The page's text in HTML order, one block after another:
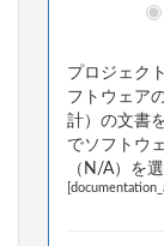
プロジェク
フトウェア
計）の文書
でソフトウ
（N/A）を